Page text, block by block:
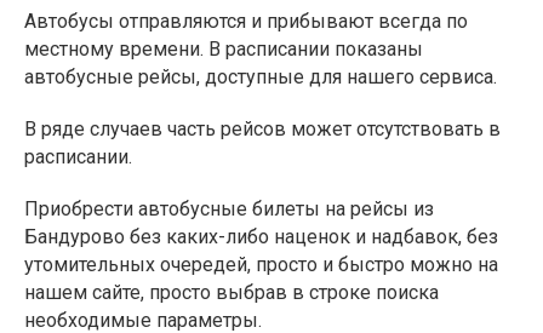
Автобусы отправляются и прибывают всегда по
местному времени. В расписании показаны
автобусные рейсы, доступные для нашего сервиса.
В ряде случаев часть рейсов может отсутствовать в
расписании.
Приобрести автобусные билеты на рейсы из
Бандурово без каких-либо наценок и надбавок, без
утомительных очередей, просто и быстро можно на
нашем сайте, просто выбрав в строке поиска
необходимые параметры.